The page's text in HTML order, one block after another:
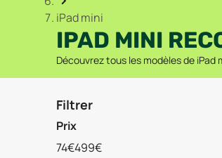
iPad mini
IPAD MINI
Découvrez tous les modèles de
Filtrer
Prix
74€499€